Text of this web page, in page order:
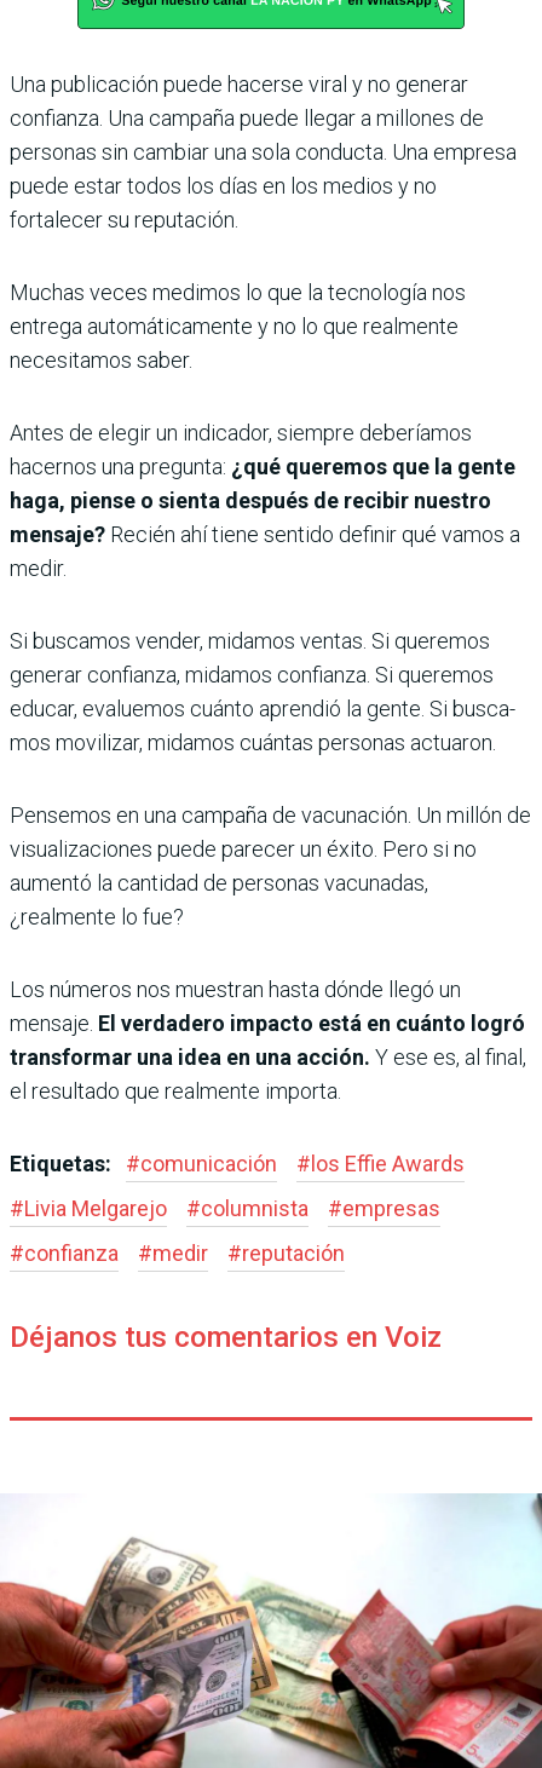
Una publicación puede hacerse viral y no generar
confianza. Una campaña puede llegar a millones de
personas sin cambiar una sola conducta. Una empresa
puede estar todos los días en los medios y no
fortalecer su reputación.
Muchas veces medimos lo que la tecnología nos
entrega automá­ticamente y no lo que realmente
necesitamos saber.
Antes de elegir un indicador, siempre deberíamos
hacernos una pregunta: ¿qué queremos que la gente
haga, piense o sienta des­pués de recibir nuestro
mensaje? Recién ahí tiene sentido definir qué vamos a
medir.
Si buscamos vender, mida­mos ventas. Si queremos
generar confianza, midamos confianza. Si queremos
educar, evaluemos cuánto aprendió la gente. Si busca­
mos movilizar, midamos cuántas personas actuaron.
Pensemos en una campaña de vacunación. Un millón de
visuali­zaciones puede parecer un éxito. Pero si no
aumentó la cantidad de personas vacunadas,
¿realmente lo fue?
Los números nos muestran hasta dónde llegó un
mensaje. El verdadero impacto está en cuánto logró
transformar una idea en una acción. Y ese es, al final,
el re­sultado que realmente importa.
Etiquetas: #comunicación #los Effie Awards
#Livia Melgarejo #columnista #empresas
#confianza #medir #reputación
Déjanos tus comentarios en Voiz